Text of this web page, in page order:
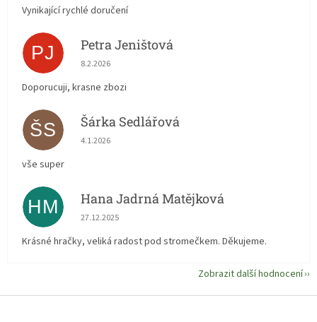
Vynikající rychlé doručení
PJ Petra Jeništová
Hodnocení obchodu je 5 z 5 hvězdiček.
8.2.2026
Doporucuji, krasne zbozi
ŠS Šárka Sedlářová
Hodnocení obchodu je 5 z 5 hvězdiček.
4.1.2026
vše super
HM Hana Jadrná Matějková
Hodnocení obchodu je 5 z 5 hvězdiček.
27.12.2025
Krásné hračky, veliká radost pod stromečkem. Děkujeme.
Zobrazit další hodnocení
Z